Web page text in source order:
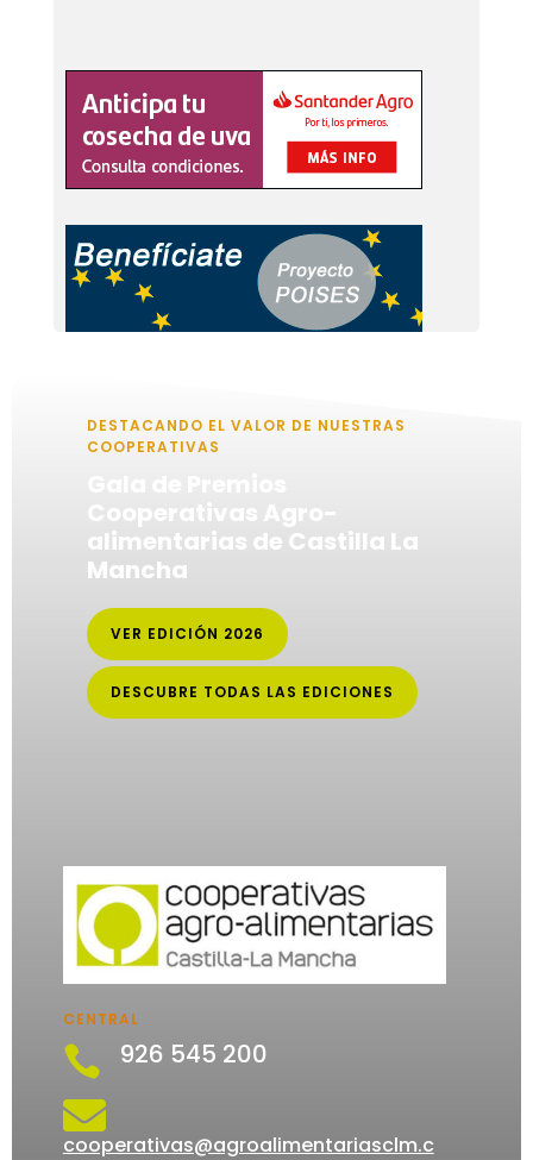
DESTACANDO EL VALOR DE NUESTRAS
COOPERATIVAS
Cooperativas Agro-
alimentarias de Castilla La
Mancha
VER EDICIÓN 2026
DESCUBRE TODAS LAS EDICIONES
CENTRAL
 926 545 200

cooperativas@agroalimentariasclm.c